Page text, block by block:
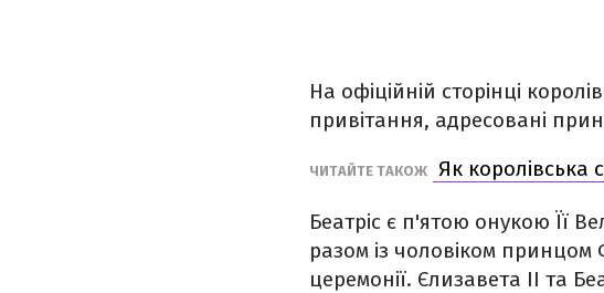
На офіційній сторінці
привітання, адресовані
ЧИТАЙТЕ ТАКОЖ Як
Беатріс є п'ятою онукою Її
разом із чоловіком принцом
церемонії. Єлизавета ІІ та